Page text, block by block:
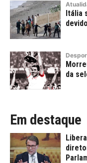
Itália
da
Em destaque